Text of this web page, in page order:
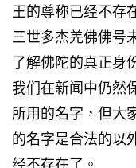
王的尊称已经不存
三世多杰羌佛佛号
了解佛陀的真正身
我们在新闻中仍然
所用的名字，但大
的名字是合法的以